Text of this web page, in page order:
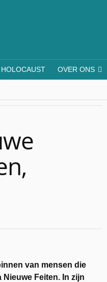
HOLOCAUST OVER ONS
van mensen die
Feiten. In zijn